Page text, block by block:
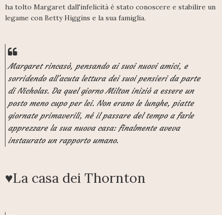
ha tolto Margaret dall'infelicità è stato conoscere e stabilire un
legame con Betty Higgins e la sua famiglia.
Margaret rincasò, pensando ai suoi nuovi amici, e
sorridendo all’acuta lettura dei suoi pensieri da parte
di Nicholas. Da quel giorno Milton iniziò a essere un
posto meno cupo per lei. Non erano le lunghe, piatte
giornate primaverili, né il passare del tempo a farle
apprezzare la sua nuova casa: finalmente aveva
instaurato un rapporto umano.
♥La casa dei Thornton